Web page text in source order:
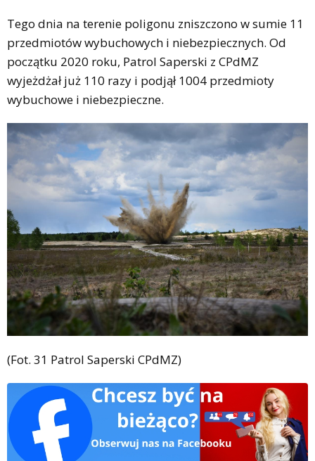
Tego dnia na terenie poligonu zniszczono w sumie 11
przedmiotów wybuchowych i niebezpiecznych. Od
początku 2020 roku, Patrol Saperski z CPdMZ
wyjeżdżał już 110 razy i podjął 1004 przedmioty
wybuchowe i niebezpieczne.
(Fot. 31 Patrol Saperski CPdMZ)